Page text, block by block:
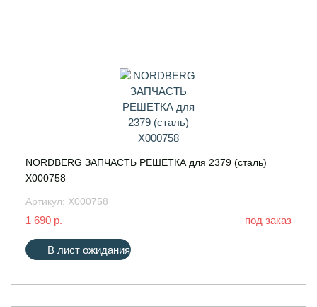
NORDBERG ЗАПЧАСТЬ РЕШЕТКА для 2379 (сталь)
X000758
Артикул: X000758
1 690 р. под заказ
В лист ожидания